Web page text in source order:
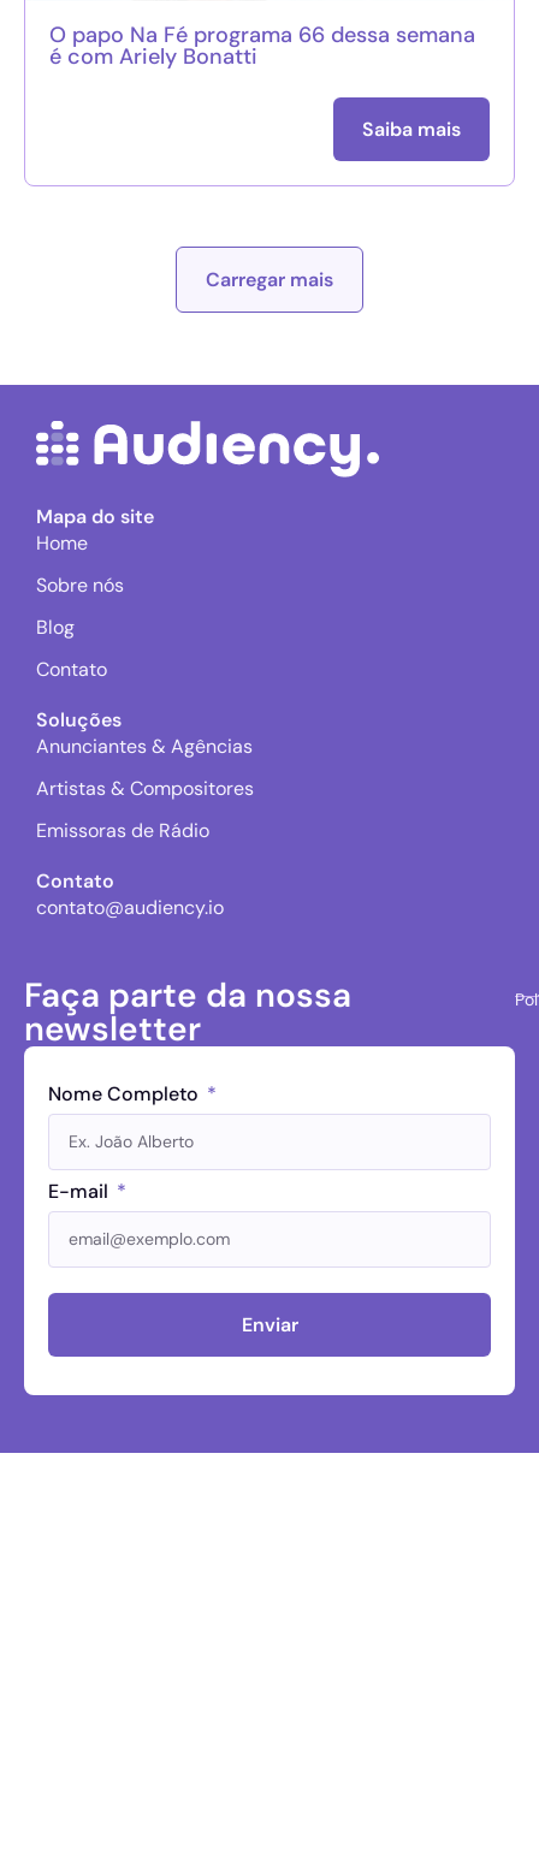
O papo Na Fé programa 66 dessa semana
é com Ariely Bonatti
Saiba mais
Carregar mais
Mapa do site
Home
Sobre nós
Blog
Contato
Soluções
Anunciantes & Agências
Artistas & Compositores
Emissoras de Rádio
Contato
contato@audiency.io
Faça parte da nossa
newsletter
Nome Completo
E-mail
Enviar